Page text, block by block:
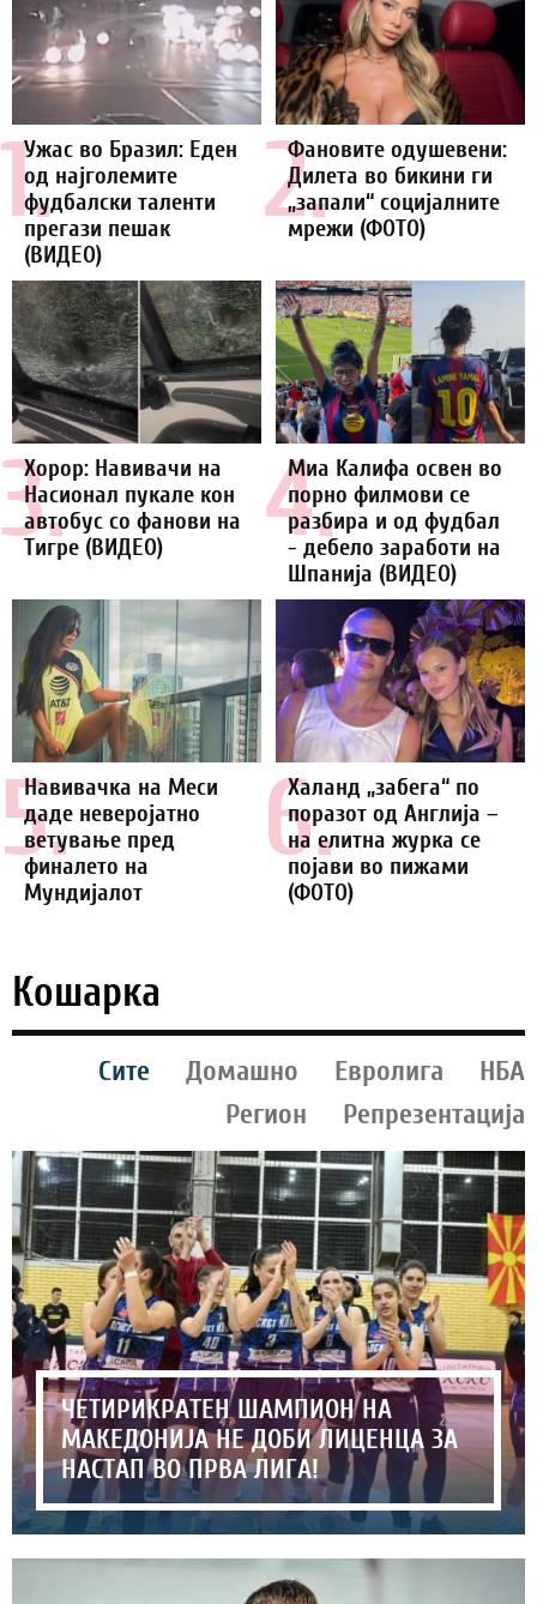
1.
Ужас во Бразил: Еден
од најголемите
фудбалски таленти
прегази пешак
(ВИДЕО)
2.
Фановите одушевени:
Дилета во бикини ги
„запали“ социјалните
мрежи (ФОТО)
3.
Хорор: Навивачи на
Насионал пукале кон
автобус со фанови на
Тигре (ВИДЕО)
4.
Миа Калифа освен во
порно филмови се
разбира и од фудбал
- дебело заработи на
Шпанија (ВИДЕО)
5.
Навивачка на Меси
даде неверојатно
ветување пред
финалето на
Мундијалот
6.
Халанд „забега“ по
поразот од Англија –
на елитна журка се
појави во пижами
(ФОТО)
Кошарка
Сите Домашно Евролига
НБА
Регион
Репрезентација
ЧЕТИРИКРАТЕН ШАМПИОН НА
МАКЕДОНИЈА НЕ ДОБИ ЛИЦЕНЦА ЗА
НАСТАП ВО ПРВА ЛИГА!